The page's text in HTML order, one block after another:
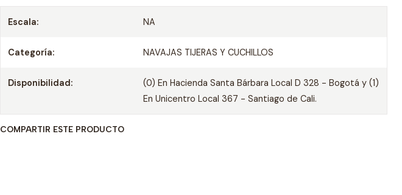
Escala: NA
Categoría: NAVAJAS TIJERAS Y CUCHILLOS
Disponibilidad:
(0) En Hacienda Santa Bárbara Local D 328 - Bogotá y (1)
En Unicentro Local 367 - Santiago de Cali.
COMPARTIR ESTE PRODUCTO